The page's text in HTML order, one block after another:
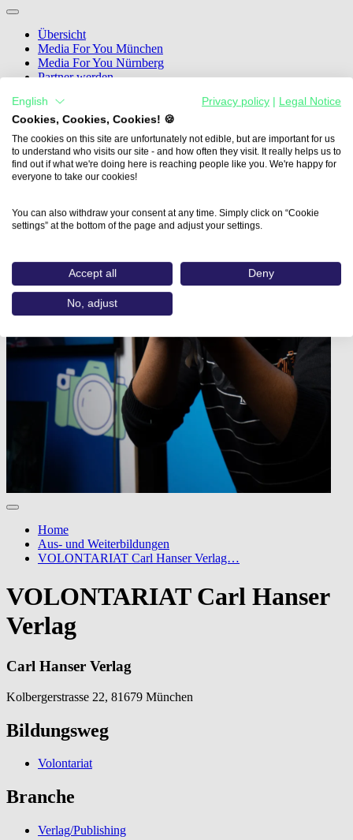
Übersicht
Media For You München
Media For You Nürnberg
Partner werden
21. - 23. OKT. 2026
Die nächste Media For You in München
Jetzt Informieren
Home
Aus- und Weiterbildungen
VOLONTARIAT Carl Hanser Verlag…
VOLONTARIAT Carl Hanser
Verlag
Carl Hanser Verlag
Kolbergerstrasse 22, 81679 München
Bildungsweg
Volontariat
Branche
Verlag/Publishing
English Privacy policy
Legal Notice
Cookies, Cookies, Cookies! 🍪
The cookies on this site are unfortunately not edible, but are important for us
to understand who visits our site - and how often they visit. It really helps us to
find out if what we're doing here is reaching people like you. We're happy for
everyone to take our cookies!
You can also withdraw your consent at any time. Simply click on “Cookie
settings” at the bottom of the page and adjust your settings.
Accept all Deny
No, adjust